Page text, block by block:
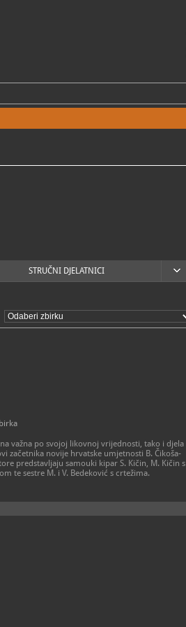
STRUČNI DJELATNICI
važna po svojoj likovnoj vrijednosti, tako i djela
začetnika novije hrvatske umjetnosti B. Čikoša-
predstavljaju samouki kipar S. Kičin, M. Kičin s
te sestre M. i V. Bedeković s crtežima.